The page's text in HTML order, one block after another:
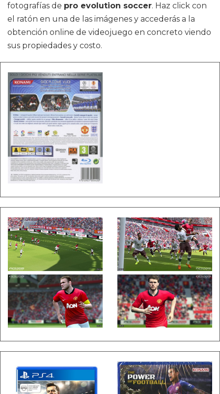
fotografías de pro evolution soccer. Haz click con
el ratón en una de las imágenes y accederás a la
obtención online de videojuego en concreto viendo
sus propiedades y costo.